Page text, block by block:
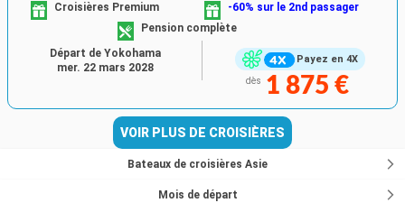
Payez en 4X
Croisières Premium
-60% sur le 2nd passager
Pension complète
dès 1 875 €
Départ de Yokohama
mer. 22 mars 2028
VOIR PLUS DE CROISIÈRES
Bateaux de croisières Asie
Mois de départ